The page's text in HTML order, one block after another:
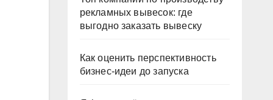
рекламных вывесок: где
выгодно заказать вывеску
Как оценить перспективность
бизнес-идеи до запуска